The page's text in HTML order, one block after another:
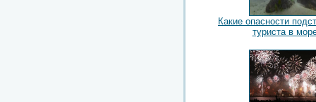
Какие опасности
туриста в